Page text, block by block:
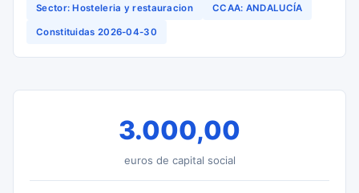
Sector: Hosteleria y restauracion CCAA: ANDALUCÍA
Constituidas 2026-04-30
3.000,00
euros de capital social